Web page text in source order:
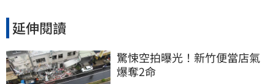
延伸閱讀
驚悚空拍曝光！新竹便當店氣
爆奪2命